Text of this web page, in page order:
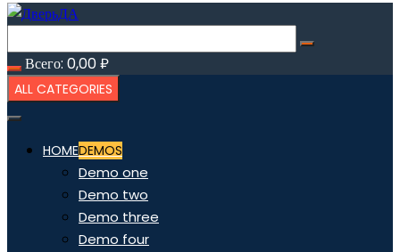
Всего: 0,00₽
ALL CATEGORIES
HOMEDEMOS
Demo one
Demo two
Demo three
Demo four